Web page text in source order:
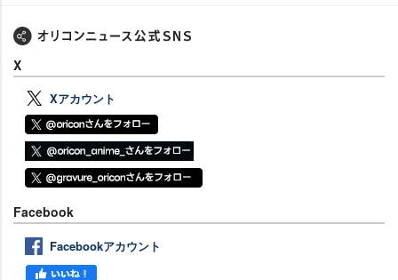
X
Xアカウント
Facebook
Facebookアカウント